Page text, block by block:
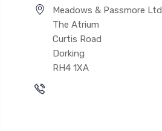
Meadows & Passmore Ltd
The Atrium
Curtis Road
Dorking
RH4 1XA